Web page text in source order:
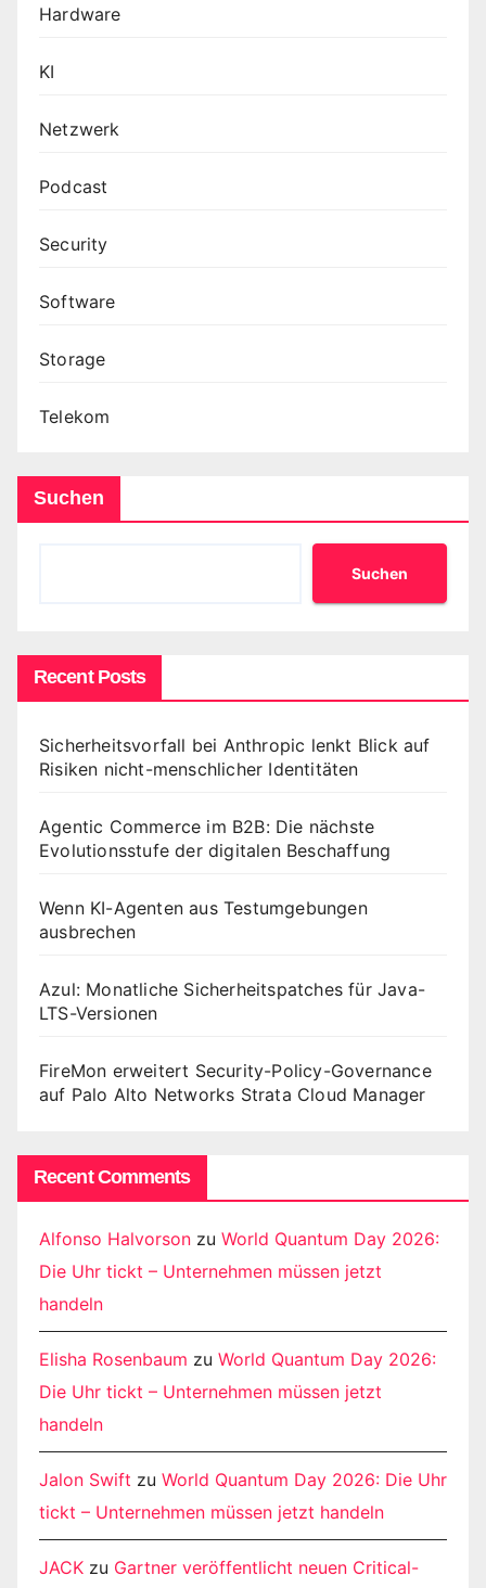
Hardware
KI
Netzwerk
Podcast
Security
Software
Storage
Telekom
Suchen
Suchen
Recent Posts
Sicherheitsvorfall bei Anthropic lenkt Blick auf
Risiken nicht-menschlicher Identitäten
Agentic Commerce im B2B: Die nächste
Evolutionsstufe der digitalen Beschaffung
Wenn KI-Agenten aus Testumgebungen
ausbrechen
Azul: Monatliche Sicherheitspatches für Java-
LTS-Versionen
FireMon erweitert Security-Policy-Governance
auf Palo Alto Networks Strata Cloud Manager
Recent Comments
Alfonso Halvorson zu World Quantum Day 2026:
Die Uhr tickt – Unternehmen müssen jetzt
handeln
Elisha Rosenbaum zu World Quantum Day 2026:
Die Uhr tickt – Unternehmen müssen jetzt
handeln
Jalon Swift zu World Quantum Day 2026: Die Uhr
tickt – Unternehmen müssen jetzt handeln
JACK zu Gartner veröffentlicht neuen Critical-